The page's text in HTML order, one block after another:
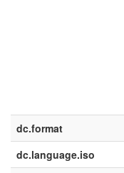
dc.format
dc.language.iso